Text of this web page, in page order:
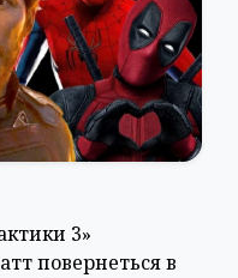
3»
повернеться в